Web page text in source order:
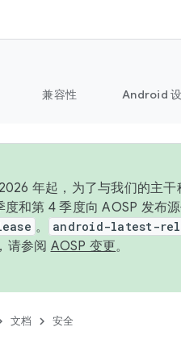
兼容性 Android
年起，为了与我们的主
度和第 4 季度向 AOSP 发布
。 android-latest-
请参阅 AOSP 变更。
文档 安全